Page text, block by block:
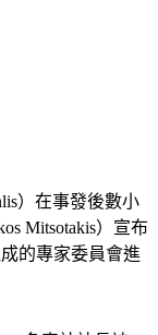
）在事發後數小
Mitsotakis）宣布
的專家委員會進